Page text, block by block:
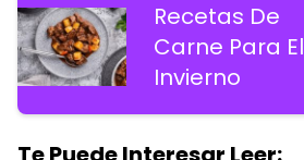
Recetas De
Carne Para El
Invierno